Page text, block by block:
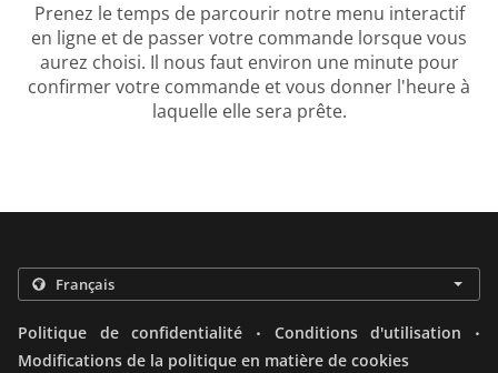
Prenez le temps de parcourir notre menu interactif
en ligne et de passer votre commande lorsque vous
aurez choisi. Il nous faut environ une minute pour
confirmer votre commande et vous donner l'heure à
laquelle elle sera prête.
Politique de confidentialité . Conditions d'utilisation .
Modifications de la politique en matière de cookies